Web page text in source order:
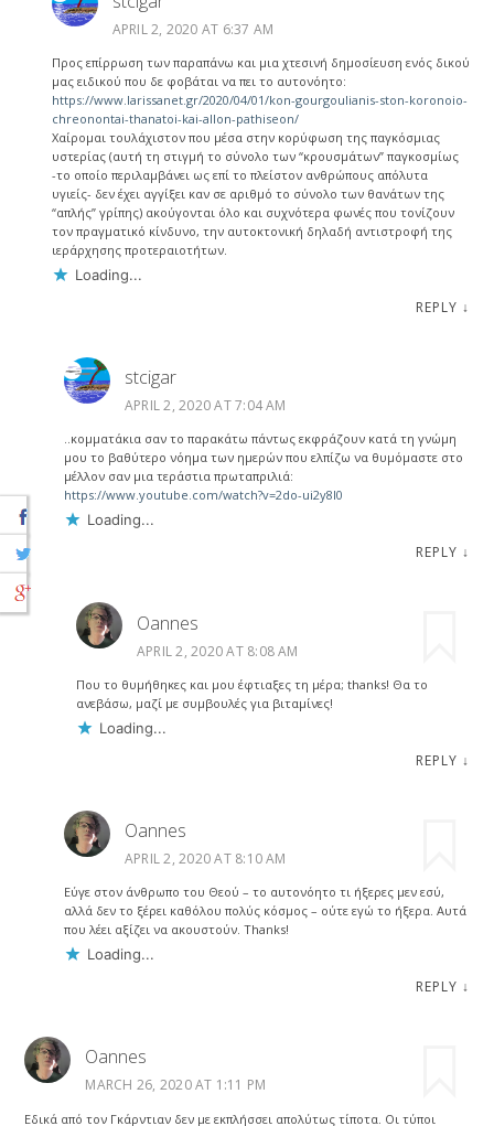
APRIL 2, 2020 AT 6:37 AM
Προς επίρρωση των παραπάνω και μια χτεσινή δημοσίευση ενός δικού
μας ειδικού που δε φοβάται να πει το αυτονόητο:
https://www.larissanet.gr/2020/04/01/kon-gourgoulianis-ston-koronoio-
chreonontai-thanatoi-kai-allon-pathiseon/
Χαίρομαι τουλάχιστον που μέσα στην κορύφωση της παγκόσμιας
υστερίας (αυτή τη στιγμή το σύνολο των “κρουσμάτων” παγκοσμίως
-το οποίο περιλαμβάνει ως επί το πλείστον ανθρώπους απόλυτα
υγιείς- δεν έχει αγγίξει καν σε αριθμό το σύνολο των θανάτων της
“απλής” γρίπης) ακούγονται όλο και συχνότερα φωνές που τονίζουν
τον πραγματικό κίνδυνο, την αυτοκτονική δηλαδή αντιστροφή της
ιεράρχησης προτεραιοτήτων.
Loading...
REPLY ↓
stcigar
APRIL 2, 2020 AT 7:04 AM
..κομματάκια σαν το παρακάτω πάντως εκφράζουν κατά τη γνώμη
μου το βαθύτερο νόημα των ημερών που ελπίζω να θυμόμαστε στο
μέλλον σαν μια τεράστια πρωταπριλιά:
https://www.youtube.com/watch?v=2do-ui2y8I0
Loading...
REPLY ↓
Oannes
APRIL 2, 2020 AT 8:08 AM
Που το θυμήθηκες και μου έφτιαξες τη μέρα; thanks! Θα το
ανεβάσω, μαζί με συμβουλές για βιταμίνες!
Loading...
REPLY ↓
Oannes
APRIL 2, 2020 AT 8:10 AM
Εύγε στον άνθρωπο του Θεού – το αυτονόητο τι ήξερες μεν εσύ,
αλλά δεν το ξέρει καθόλου πολύς κόσμος – ούτε εγώ το ήξερα. Αυτά
που λέει αξίζει να ακουστούν. Thanks!
Loading...
REPLY ↓
Oannes
MARCH 26, 2020 AT 1:11 PM
Εδικά από τον Γκάρντιαν δεν με εκπλήσσει απολύτως τίποτα. Οι τύποι